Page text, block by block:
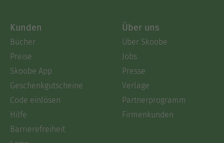
Kunden
Bücher
Preise
Skoobe App
Geschenkgutscheine
Code einlösen
Hilfe
Barrierefreiheit
Über uns
Über Skoobe
Jobs
Presse
Verlage
Partnerprogramm
Firmenkunden